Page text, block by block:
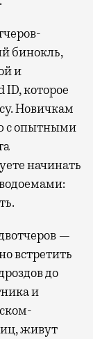
бинокль,
и
которое
Новичкам
с опытными
начинать
—
встретить
до
и
живут